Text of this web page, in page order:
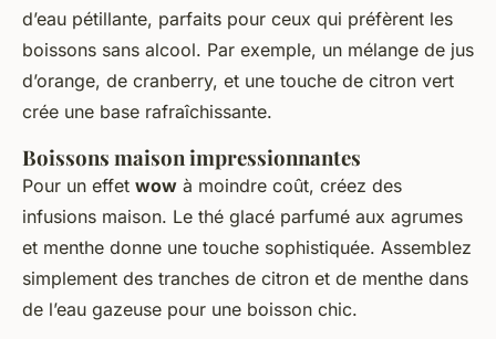
d’eau pétillante, parfaits pour ceux qui préfèrent les
boissons sans alcool. Par exemple, un mélange de jus
d’orange, de cranberry, et une touche de citron vert
crée une base rafraîchissante.
Boissons maison impressionnantes
Pour un effet wow à moindre coût, créez des
infusions maison. Le thé glacé parfumé aux agrumes
et menthe donne une touche sophistiquée. Assemblez
simplement des tranches de citron et de menthe dans
de l’eau gazeuse pour une boisson chic.